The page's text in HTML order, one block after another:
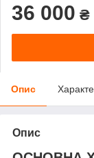
36 000 ₴
Опис
Опис